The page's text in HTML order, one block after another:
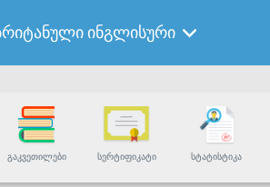
ინგლისური
ᲒᲐᲙᲕᲔᲗᲘᲚᲔᲑᲘ ᲡᲔᲠᲢᲘᲤᲘᲙᲐᲢᲘ ᲡᲢᲐᲢᲘᲡᲢᲘᲙᲐ